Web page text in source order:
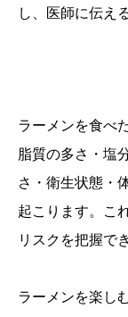
し、医師に伝え
ラーメンを食べ
脂質の多さ・塩
さ・衛生状態・
起こります。こ
リスクを把握で
ラーメンを楽し